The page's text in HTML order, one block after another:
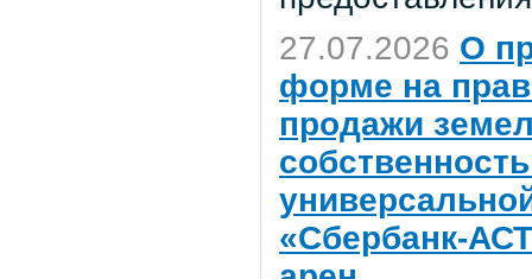
27.07.2026 О
форме на
продажи
«Сбербанк-